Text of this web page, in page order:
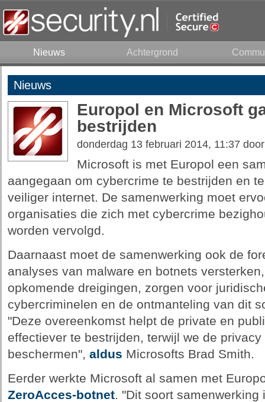
Nieuws Achtergrond
Nieuws
Europol en Microsoft
bestrijden
donderdag 13 februari 2014, 11:37
Microsoft is met Europol een
aangegaan om cybercrime te bestrijden en
veiliger internet. De samenwerking moet
organisaties die zich met cybercrime
worden vervolgd.
Daarnaast moet de samenwerking ook de
analyses van malware en botnets
opkomende dreigingen, zorgen voor
cybercriminelen en de ontmanteling van dit
"Deze overeenkomst helpt de private en
effectiever te bestrijden, terwijl we de
beschermen", aldus Microsofts Brad Smith.
Eerder werkte Microsoft al samen met
ZeroAcces-botnet. "Dit soort